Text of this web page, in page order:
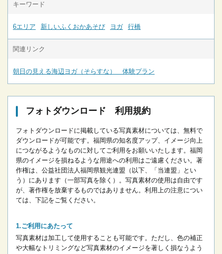
キーワード
6エリア 新しいふくおかあそび ヨガ 行橋
関連リンク
朝日の見える海辺ヨガ（そらすな） 体験プラン
フォトダウンロード 利用規約
フォトダウンロードに掲載している写真素材については、無料で
ダウンロードが可能です。 福岡県の知名度アップ、イメージ向上
につながるようなものに対してご利用をお願いいたします。 福岡
県のイメージを損ねるような用途への利用はご遠慮ください。 著
作権は、公益社団法人福岡県観光連盟（以下、「当連盟」とい
う）にあります（一部写真を除く）。写真素材の使用は自由です
が、著作権を放棄するものではありません。 利用上の注意につい
ては、下記をご覧ください。
ご利用にあたって
写真素材は加工して使用することも可能です。ただし、色の補正
や大幅なトリミングなど写真素材のイメージを著しく損なうよう